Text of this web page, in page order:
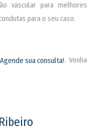
vascular para melhores
para o seu caso.
. Venha